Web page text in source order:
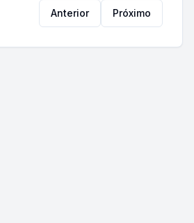
Anterior Próximo